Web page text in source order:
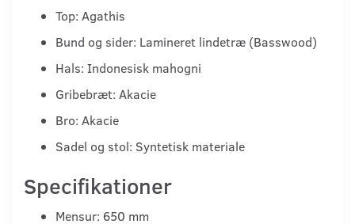
Top: Agathis
Bund og sider: Lamineret lindetræ (Basswood)
Hals: Indonesisk mahogni
Gribebræt: Akacie
Bro: Akacie
Sadel og stol: Syntetisk materiale
Specifikationer
Mensur: 650 mm